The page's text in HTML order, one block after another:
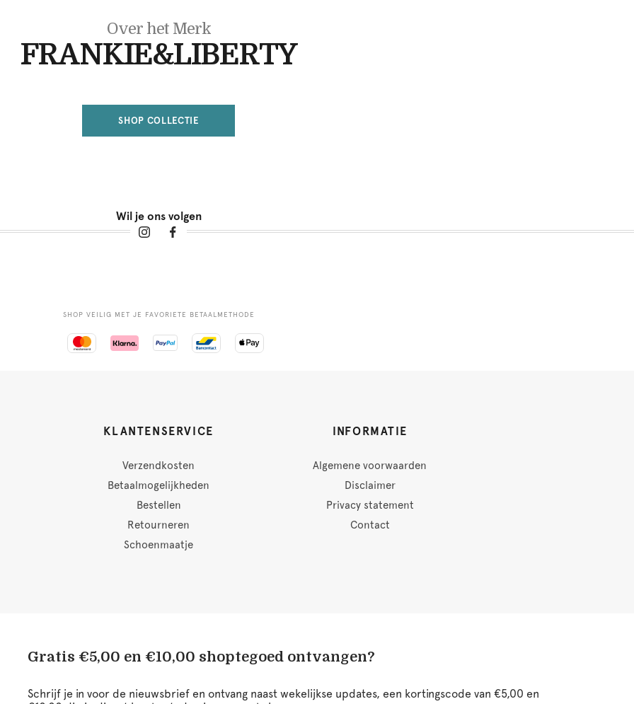
Over het Merk
FRANKIE&LIBERTY
SHOP COLLECTIE
Wil je ons volgen
SHOP VEILIG MET JE FAVORIETE BETAALMETHODE
KLANTENSERVICE
Verzendkosten
Betaalmogelijkheden
Bestellen
Retourneren
Schoenmaatje
INFORMATIE
Algemene voorwaarden
Disclaimer
Privacy statement
Contact
Gratis €5,00 en €10,00 shoptegoed ontvangen?
Schrijf je in voor de nieuwsbrief en ontvang naast wekelijkse updates, een kortingscode van €5,00 en